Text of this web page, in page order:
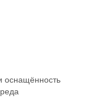
оснащённость